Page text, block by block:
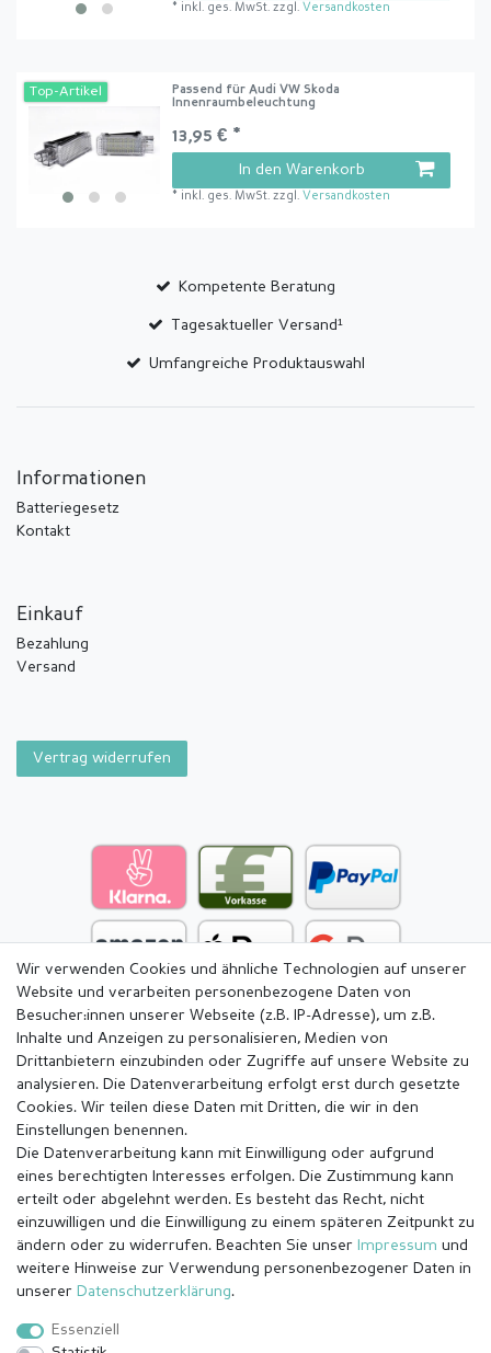
* inkl. ges. MwSt. zzgl. Versandkosten
Top-Artikel
Passend für Audi VW Skoda
Innenraumbeleuchtung
13,95 € *
In den Warenkorb
* inkl. ges. MwSt. zzgl. Versandkosten
Kompetente Beratung
Tagesaktueller Versand¹
Umfangreiche Produktauswahl
Informationen
Batteriegesetz
Kontakt
Einkauf
Bezahlung
Versand
Vertrag widerrufen
Impressum Daten­schutz­erklärung
Wir verwenden Cookies und ähnliche Technologien auf unserer
Website und verarbeiten personenbezogene Daten von
Besucher:innen unserer Webseite (z.B. IP-Adresse), um z.B.
Inhalte und Anzeigen zu personalisieren, Medien von
Drittanbietern einzubinden oder Zugriffe auf unsere Website zu
analysieren. Die Datenverarbeitung erfolgt erst durch gesetzte
Cookies. Wir teilen diese Daten mit Dritten, die wir in den
Einstellungen benennen.
Die Datenverarbeitung kann mit Einwilligung oder aufgrund
eines berechtigten Interesses erfolgen. Die Zustimmung kann
erteilt oder abgelehnt werden. Es besteht das Recht, nicht
einzuwilligen und die Einwilligung zu einem späteren Zeitpunkt zu
ändern oder zu widerrufen. Beachten Sie unser Impressum und
weitere Hinweise zur Verwendung personenbezogener Daten in
unserer Daten­schutz­erklärung.
Essenziell